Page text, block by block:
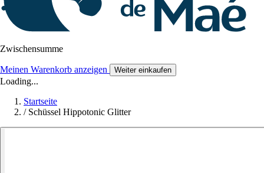
Zwischensumme
Meinen Warenkorb anzeigen Weiter einkaufen
Loading...
Startseite
/ Schüssel Hippotonic Glitter